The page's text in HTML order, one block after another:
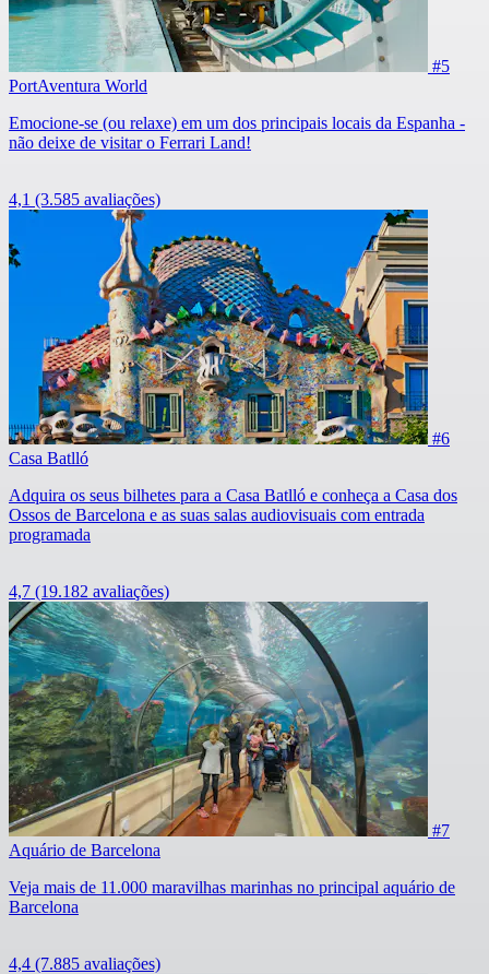
#5
PortAventura World
Emocione-se (ou relaxe) em um dos principais locais da Espanha -
não deixe de visitar o Ferrari Land!
4,1 (3.585 avaliações)
#6
Casa Batlló
Adquira os seus bilhetes para a Casa Batlló e conheça a Casa dos
Ossos de Barcelona e as suas salas audiovisuais com entrada
programada
4,7 (19.182 avaliações)
#7
Aquário de Barcelona
Veja mais de 11.000 maravilhas marinhas no principal aquário de
Barcelona
4,4 (7.885 avaliações)